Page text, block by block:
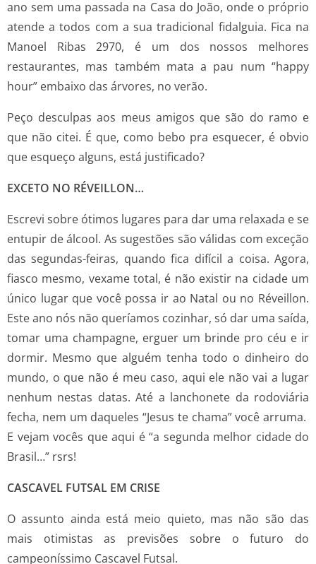
ano sem uma passada na Casa do João, onde o próprio
atende a todos com a sua tradicional fidalguia. Fica na
Manoel Ribas 2970, é um dos nossos melhores
restaurantes, mas também mata a pau num “happy
hour” embaixo das árvores, no verão.
Peço desculpas aos meus amigos que são do ramo e
que não citei. É que, como bebo pra esquecer, é obvio
que esqueço alguns, está justificado?
EXCETO NO RÉVEILLON…
Escrevi sobre ótimos lugares para dar uma relaxada e se
entupir de álcool. As sugestões são válidas com exceção
das segundas-feiras, quando fica difícil a coisa. Agora,
fiasco mesmo, vexame total, é não existir na cidade um
único lugar que você possa ir ao Natal ou no Réveillon.
Este ano nós não queríamos cozinhar, só dar uma saída,
tomar uma champagne, erguer um brinde pro céu e ir
dormir. Mesmo que alguém tenha todo o dinheiro do
mundo, o que não é meu caso, aqui ele não vai a lugar
nenhum nestas datas. Até a lanchonete da rodoviária
fecha, nem um daqueles “Jesus te chama” você arruma.
E vejam vocês que aqui é “a segunda melhor cidade do
Brasil…” rsrs!
CASCAVEL FUTSAL EM CRISE
O assunto ainda está meio quieto, mas não são das
mais otimistas as previsões sobre o futuro do
campeoníssimo Cascavel Futsal.